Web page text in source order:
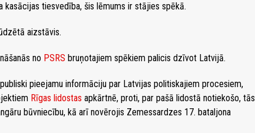
tiesvedība, šis lēmums ir stājies spēkā.
aizstāvis.
no PSRS bruņotajiem spēkiem palicis dzīvot Latvijā.
pieejamu informāciju par Latvijas politiskajiem procesiem,
Rīgas lidostas apkārtnē, proti, par pašā lidostā notiekošo, tās
būvniecību, kā arī novērojis Zemessardzes 17. bataljona